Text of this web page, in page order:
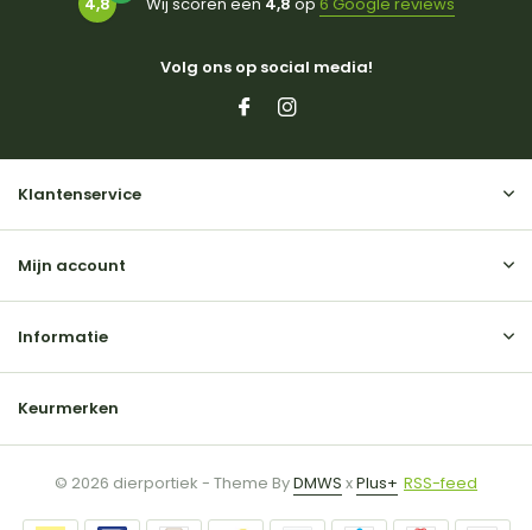
Volg ons op social media!
Klantenservice
Mijn account
Informatie
Keurmerken
© 2026 dierportiek - Theme ByDMWS xPlus+ RSS-feed